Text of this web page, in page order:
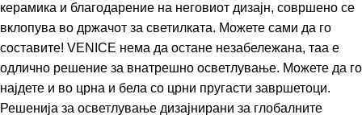
керамика и благодарение на неговиот дизајн, совршено се
вклопува во држачот за светилката. Можете сами да го
составите! VENICE нема да остане незабележана, таа е
одлично решение за внатрешно осветлување. Можете да го
најдете и во црна и бела со црни пругасти завршетоци.
Решенија за осветлување дизајнирани за глобалните